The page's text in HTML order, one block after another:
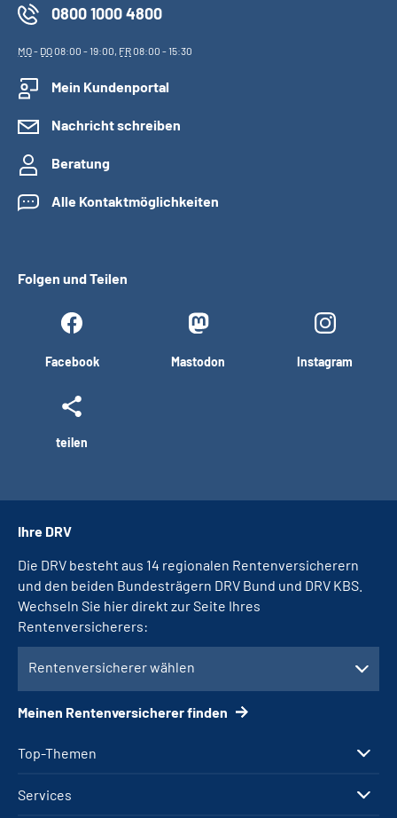
0800 1000 4800
MO- DO08:00 - 19:00, FR08:00 - 15:30
Mein Kundenportal
Nachricht schreiben
Beratung
Alle Kontaktmöglichkeiten
Folgen und Teilen
Facebook Mastodon Instagram
teilen
Top-Themen
Services
Ihre DRV
Die DRV besteht aus 14 regionalen Rentenversicherern
und den beiden Bundesträgern DRV Bund und DRV KBS.
Wechseln Sie hier direkt zur Seite Ihres
Rentenversicherers:
Rentenversicherer wählen
Meinen Rentenversicherer finden